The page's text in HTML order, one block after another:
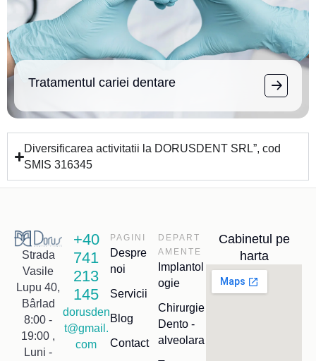
Tratamentul cariei dentare
Diversificarea activitatii la DORUSDENT SRL”, cod
SMIS 316345
Strada
Vasile
Lupu 40,
Bârlad
8:00 -
19:00 ,
Luni -
+40
741
213
145
dorusden
t@gmail.
com
PAGINI
Despre
noi
Servicii
Blog
Contact
DEPART
AMENTE
Implantol
ogie
Chirurgie
Dento -
alveolara
Cabinetul pe
harta